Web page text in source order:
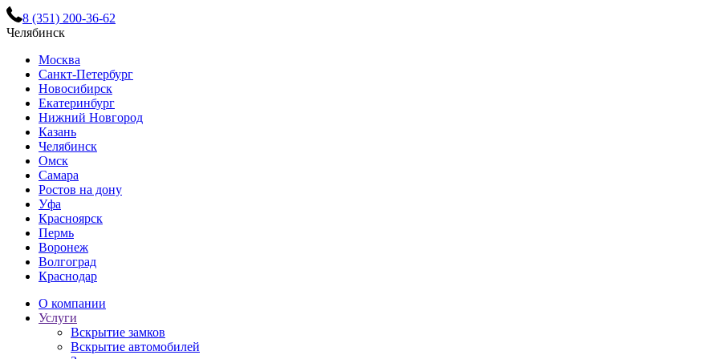
8 (351) 200-36-62
Челябинск
Москва
Санкт-Петербург
Новосибирск
Екатеринбург
Нижний Новгород
Казань
Челябинск
Омск
Самара
Ростов на дону
Уфа
Красноярск
Пермь
Воронеж
Волгоград
Краснодар
О компании
Услуги
Вскрытие замков
Вскрытие автомобилей